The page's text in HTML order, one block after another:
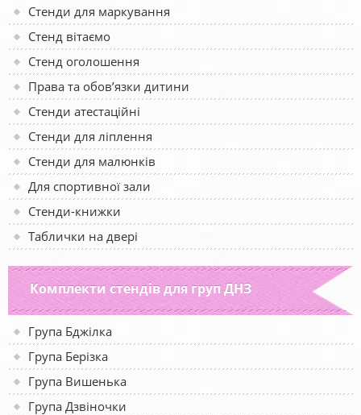
Стенди для маркування
Стенд вітаємо
Стенд оголошення
Права та обов’язки дитини
Стенди атестаційні
Стенди для ліплення
Стенди для малюнків
Для спортивної зали
Стенди-книжки
Таблички на двері
Комплекти стендів для груп ДНЗ
Група Бджілка
Група Берізка
Група Вишенька
Група Дзвіночки